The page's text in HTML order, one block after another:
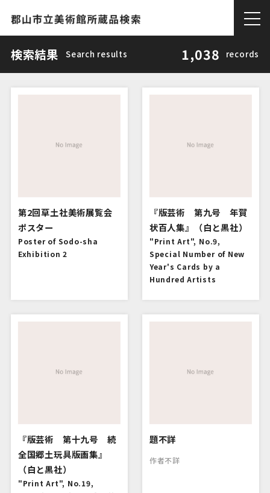
検索結果 Search results 1,038 records
第2回草土社美術展覧会
ポスター
Poster of Sodo-sha
Exhibition 2
『版芸術 第九号 年賀
状百人集』（白と黒社）
"Print Art", No.9,
Special Number of New
Year's Cards by a
Hundred Artists
『版芸術 第十九号 続
全国郷土玩具版画集』
（白と黒社）
"Print Art", No.19,
題不詳
作者不詳